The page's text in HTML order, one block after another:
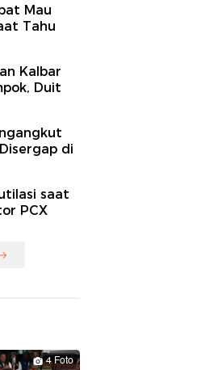
Mau
Tahu
Kalbar
Duit
di
saat
PCX
4 Foto